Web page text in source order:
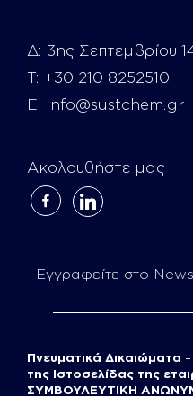
Δ: 3ης Σεπτεμβρίου
Τ: +30 210 8252510
E: info@sustchem.gr
Ακολουθήστε μας
facebook-
linkedin
Εγγραφείτε στο
Πνευματικά Δικαιώματα
της Ιστοσελίδας της
ΣΥΜΒΟΥΛΕΥΤΙΚΗ